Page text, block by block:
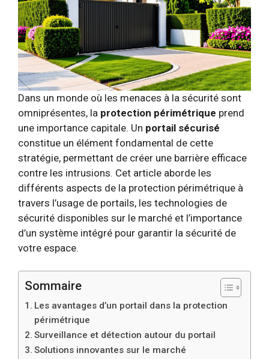
Dans un monde où les menaces à la sécurité sont
omniprésentes, la protection périmétrique prend
une importance capitale. Un portail sécurisé
constitue un élément fondamental de cette
stratégie, permettant de créer une barrière efficace
contre les intrusions. Cet article aborde les
différents aspects de la protection périmétrique à
travers l’usage de portails, les technologies de
sécurité disponibles sur le marché et l’importance
d’un système intégré pour garantir la sécurité de
votre espace.
Sommaire
Les avantages d’un portail dans la protection
périmétrique
Surveillance et détection autour du portail
Solutions innovantes sur le marché